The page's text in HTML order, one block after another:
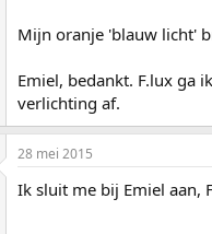
Mijn oranje 'blauw licht'
Emiel, bedankt. F.lux ga
verlichting af.
28 mei 2015
Ik sluit me bij Emiel aan,